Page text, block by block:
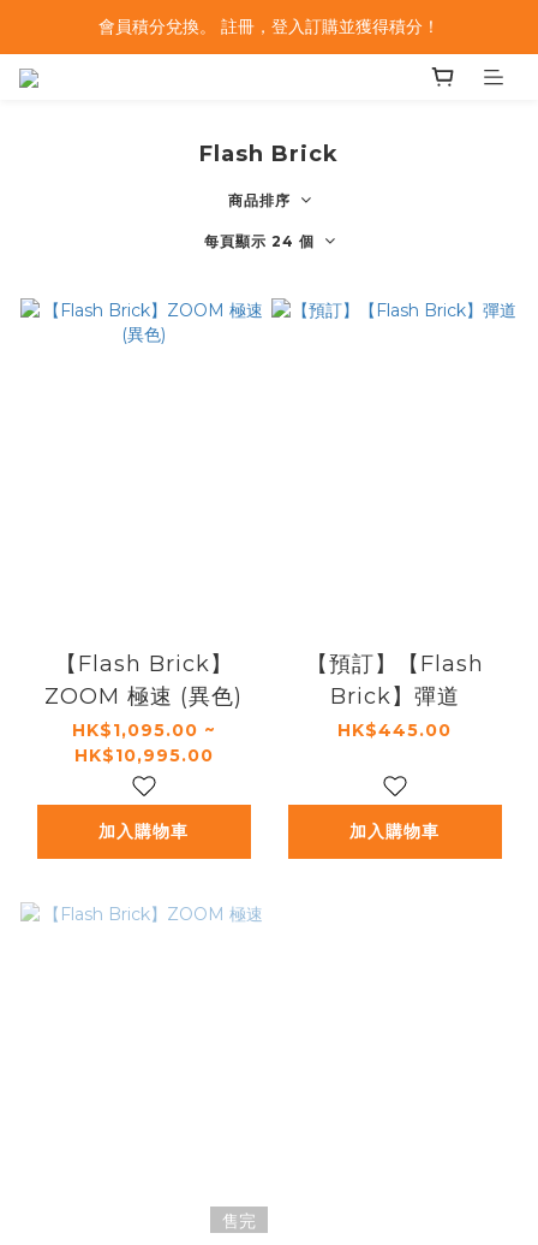
會員積分兌換。 註冊，登入訂購並獲得積分！
Flash Brick
商品排序
每頁顯示 24 個
【Flash Brick】
ZOOM 極速 (異色)
HK$1,095.00 ~
HK$10,995.00
加入購物車
【預訂】【Flash
Brick】彈道
HK$445.00
加入購物車
售完